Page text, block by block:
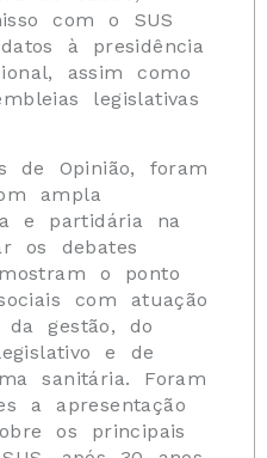
com o SUS
à presidência
assim como
legislativas
de Opinião, foram
ampla
e partidária na
os debates
o ponto
com atuação
gestão, do
e de
sanitária. Foram
a apresentação
os principais